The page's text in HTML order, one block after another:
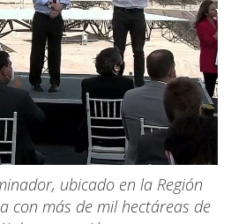
ubicado en la Región
con más de mil hectáreas de